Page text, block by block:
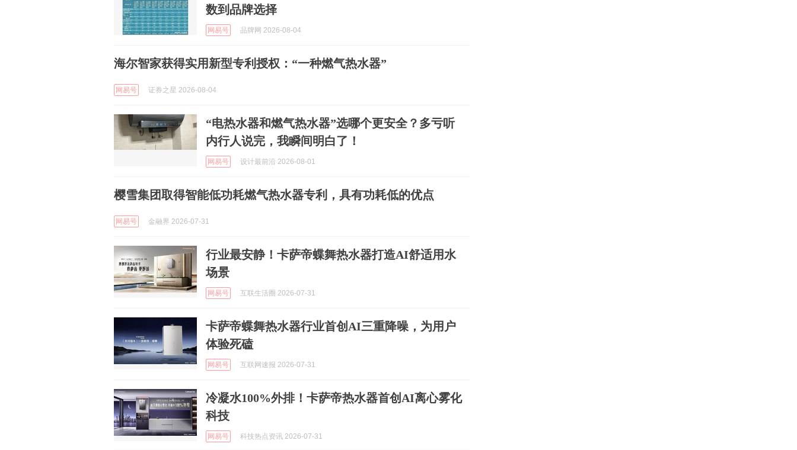
数到品牌选择
网易号 品牌网 2026-08-04
海尔智家获得实用新型专利授权：“一种燃气热水器”
网易号 证券之星 2026-08-04
“电热水器和燃气热水器”选哪个更安全？多亏听
内行人说完，我瞬间明白了！
网易号 设计最前沿 2026-08-01
樱雪集团取得智能低功耗燃气热水器专利，具有功耗低的优点
网易号 金融界 2026-07-31
行业最安静！卡萨帝蝶舞热水器打造AI舒适用水
场景
网易号 互联生活圈 2026-07-31
卡萨帝蝶舞热水器行业首创AI三重降噪，为用户
体验死磕
网易号 互联网速报 2026-07-31
冷凝水100%外排！卡萨帝热水器首创AI离心雾化
科技
网易号 科技热点资讯 2026-07-31